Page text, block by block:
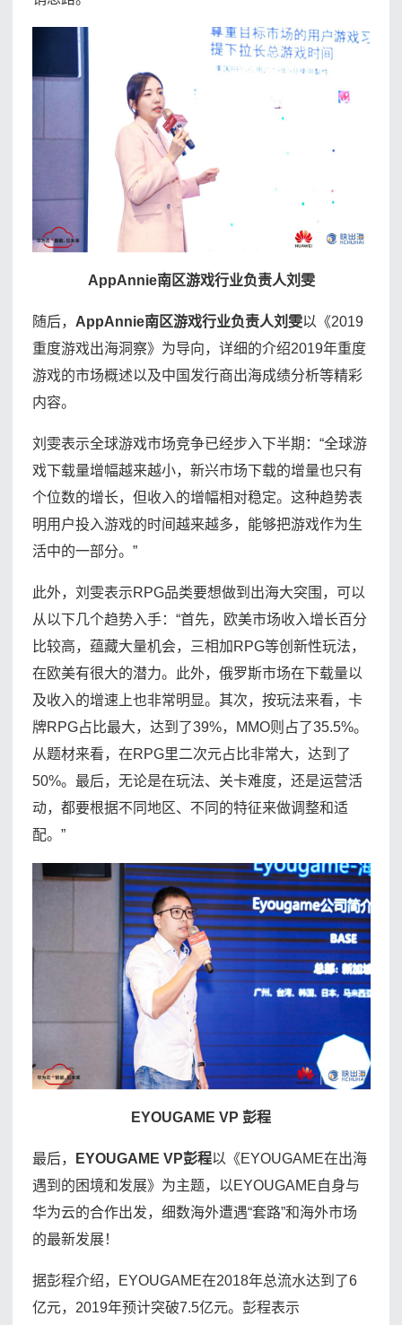
AppAnnie南区游戏行业负责人刘雯
随后， AppAnnie南区游戏行业负责人刘雯以《2019
重度游戏出海洞察》为导向，详细的介绍2019年重度
游戏的市场概述以及中国发行商出海成绩分析等精彩
内容。
刘雯表示全球游戏市场竞争已经步入下半期：“全球游
戏下载量增幅越来越小，新兴市场下载的增量也只有
个位数的增长，但收入的增幅相对稳定。这种趋势表
明用户投入游戏的时间越来越多，能够把游戏作为生
活中的一部分。”
此外，刘雯表示RPG品类要想做到出海大突围，可以
从以下几个趋势入手：“首先，欧美市场收入增长百分
比较高，蕴藏大量机会，三相加RPG等创新性玩法，
在欧美有很大的潜力。此外，俄罗斯市场在下载量以
及收入的增速上也非常明显。其次，按玩法来看，卡
牌RPG占比最大，达到了39%，MMO则占了35.5%。
从题材来看，在RPG里二次元占比非常大，达到了
50%。最后，无论是在玩法、关卡难度，还是运营活
动，都要根据不同地区、不同的特征来做调整和适
配。”
EYOUGAME VP 彭程
最后， EYOUGAME VP彭程以《EYOUGAME在出海
遇到的困境和发展》为主题，以EYOUGAME自身与
华为云的合作出发，细数海外遭遇“套路”和海外市场
的最新发展！
据彭程介绍，EYOUGAME在2018年总流水达到了6
亿元，2019年预计突破7.5亿元。彭程表示